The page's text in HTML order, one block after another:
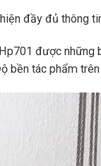
đầy đủ thông
được những
bền tác phẩm